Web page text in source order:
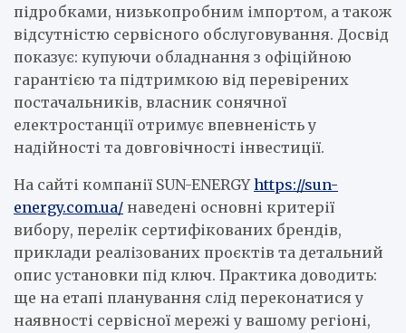
підробками, низькопробним імпортом, а також
відсутністю сервісного обслуговування. Досвід
показує: купуючи обладнання з офіційною
гарантією та підтримкою від перевірених
постачальників, власник сонячної
електростанції отримує впевненість у
надійності та довговічності інвестиції.
На сайті компанії SUN-ENERGYhttps://sun-
energy.com.ua/ наведені основні критерії
вибору, перелік сертифікованих брендів,
приклади реалізованих проєктів та детальний
опис установки під ключ. Практика доводить:
ще на етапі планування слід переконатися у
наявності сервісної мережі у вашому регіоні,